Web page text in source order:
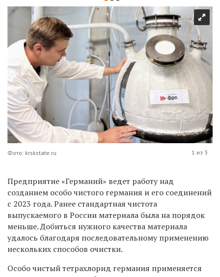
Фото: krskstate.ru 1 из 3
Предприятие «Германий» ведет работу над
созданием особо чистого германия и его соединений
с 2023 года. Ранее стандартная чистота
выпускаемого в России материала была на порядок
меньше. Добиться нужного качества материала
удалось благодаря последовательному применению
нескольких способов очистки.
Особо чистый тетрахлорид германия применяется